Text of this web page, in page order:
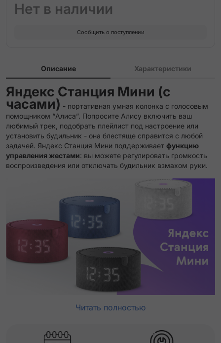
Нет в наличии
Сообщить о поступлении
Описание Характеристики
Яндекс Станция Мини (с
часами) - портативная умная колонка с голосовым
помощником “Алиса”. Попросите Алису включить ваш
любимый трек, подобрать плейлист под настроение или
установить будильник - она блестяще справится с любой
задачей. Яндекс Станция Мини поддерживает функцию
управления жестами: вы можете регулировать громкость
воспроизведения или отключать будильник взмахом руки.
Читать полностью